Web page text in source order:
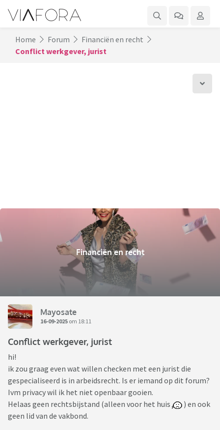
Home Forum
Financiën en recht
Conflict werkgever, jurist
Financiën en recht
Mayosate
16-09-2025 om 18:11
Conflict werkgever, jurist
hi!
ik zou graag even wat willen checken met een jurist die
gespecialiseerd is in arbeidsrecht. Is er iemand op dit forum?
Ivm privacy wil ik het niet openbaar gooien.
Helaas geen rechtsbijstand (alleen voor het huis
) en ook
geen lid van de vakbond.